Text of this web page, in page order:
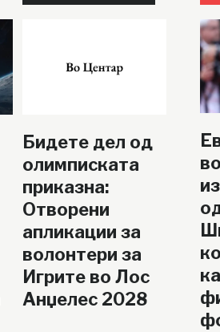
Бидете дел од
олимписката
приказна:
Отворени
апликации за
волонтери за
Игрите во Лос
Анџелес 2028